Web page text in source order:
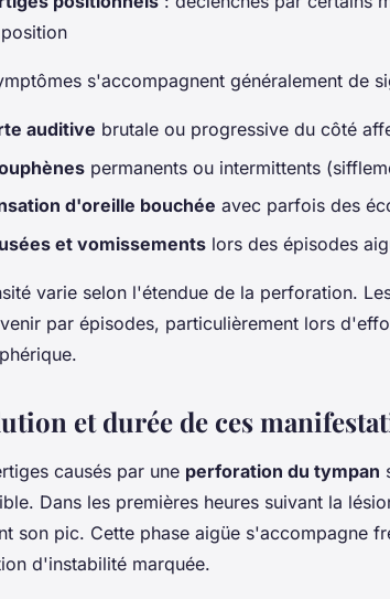
s'accompagnent généralement de
auditive brutale ou progressive du côté
permanents ou intermittents
d'oreille bouchée avec parfois des
et vomissements lors des épisodes
varie selon l'étendue de la perforation.
par épisodes, particulièrement lors
et durée de ces
causés par une perforation du tympan
Dans les premières heures suivant la
son pic. Cette phase aigüe s'accompagne
d'instabilité marquée.